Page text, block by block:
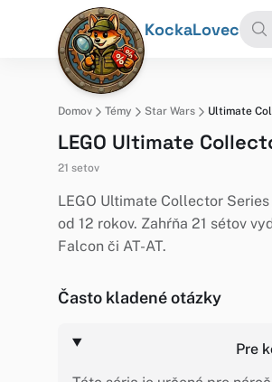
KockaLovec
Domov Témy Star Wars Ultimate
LEGO Ultimate
21 setov
LEGO Ultimate Collector
od 12 rokov. Zahŕňa 21 sétov
Falcon či AT-AT.
Často kladené otázky
Pre